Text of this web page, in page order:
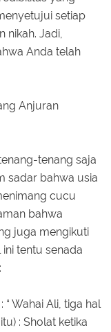
setiap
nikah. Jadi,
Anda telah
Anjuran
tenang saja
sadar bahwa usia
cucu
bahwa
juga mengikuti
ini tentu senada
Wahai Ali, tiga hal
: Sholat ketika